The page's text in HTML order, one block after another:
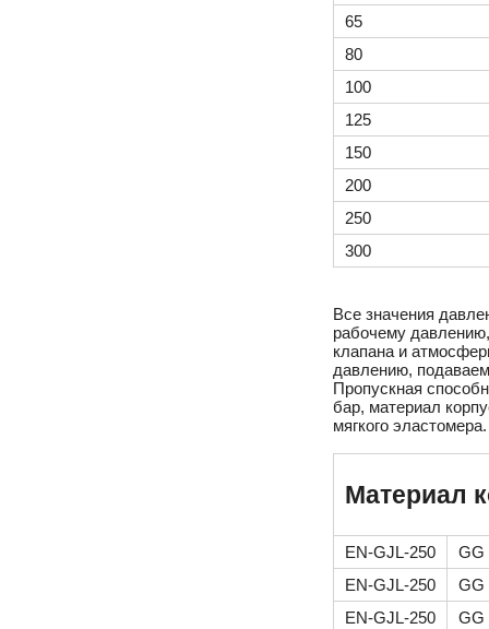
65
80
100
125
150
200
250
300
Все значения
рабочему
клапана и
давлению,
Пропускная
бар, материал
мягкого эластомера.
Материал
EN-GJL-250
GG
EN-GJL-250
GG
EN-GJL-250
GG